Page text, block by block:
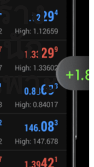
าง
ก
าะ